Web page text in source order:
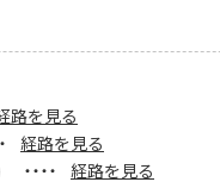
路を見る
経路を見る
・・・・
経路を見る